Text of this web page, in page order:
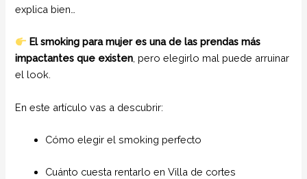
explica bien…
El smoking para mujer es una de las prendas más
impactantes que existen , pero elegirlo mal puede arruinar
el look.
En este artículo vas a descubrir:
Cómo elegir el smoking perfecto
Cuánto cuesta rentarlo en Villa de cortes